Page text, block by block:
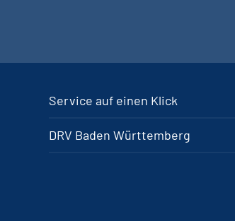
Service auf einen Klick
DRV Baden Württemberg